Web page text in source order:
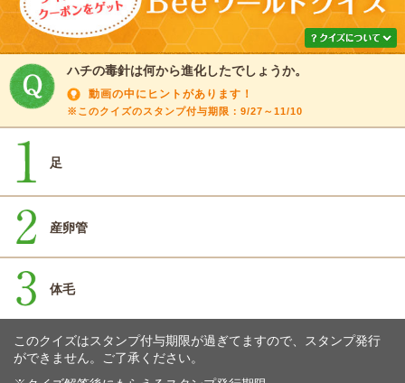
ハチの毒針は何から進化したでしょうか。
動画の中にヒントがあります！
※このクイズのスタンプ付与期限：9/27～11/10
足
産卵管
体毛
このクイズはスタンプ付与期限が過ぎてますので、スタンプ発行
ができません。ご了承ください。